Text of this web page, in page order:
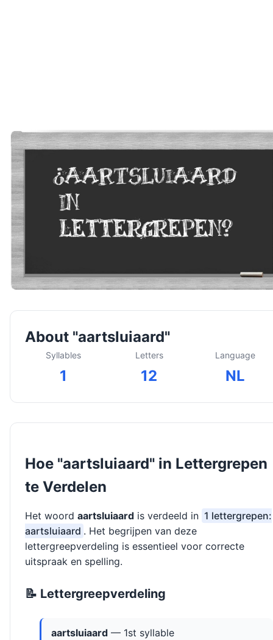
About "aartsluiaard"
Syllables
1
Letters
12
Language
NL
Hoe "aartsluiaard" in Lettergrepen
te Verdelen
Het woord aartsluiaard is verdeeld in 1 lettergrepen:
aartsluiaard . Het begrijpen van deze
lettergreepverdeling is essentieel voor correcte
uitspraak en spelling.
📝 Lettergreepverdeling
aartsluiaard — 1st syllable